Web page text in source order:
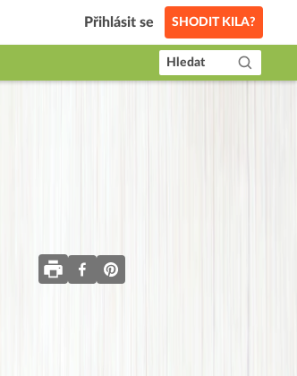
Přihlásit se SHODIT KILA?
Hledat